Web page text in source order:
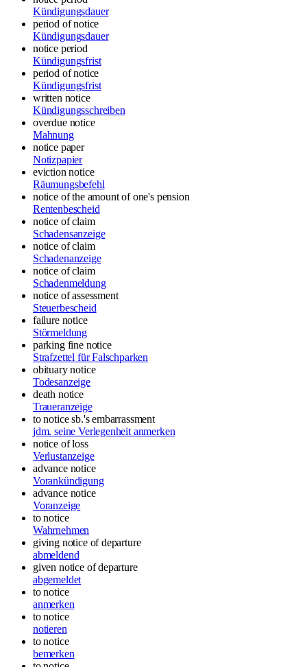
Kündigungsdauer
period of notice
Kündigungsdauer
notice period
Kündigungsfrist
period of notice
Kündigungsfrist
written notice
Kündigungsschreiben
overdue notice
Mahnung
notice paper
Notizpapier
eviction notice
Räumungsbefehl
notice of the amount of one's pension
Rentenbescheid
notice of claim
Schadensanzeige
notice of claim
Schadenanzeige
notice of claim
Schadenmeldung
notice of assessment
Steuerbescheid
failure notice
Störmeldung
parking fine notice
Strafzettel für Falschparken
obituary notice
Todesanzeige
death notice
Traueranzeige
to notice sb.'s embarrassment
jdm. seine Verlegenheit anmerken
notice of loss
Verlustanzeige
advance notice
Vorankündigung
advance notice
Voranzeige
to notice
Wahrnehmen
giving notice of departure
abmeldend
given notice of departure
abgemeldet
to notice
anmerken
to notice
notieren
to notice
bemerken